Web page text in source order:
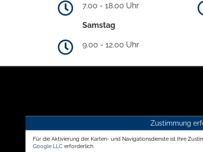
7.00 - 18.00 Uhr
Samstag
9.00 - 12.00 Uhr
Zustimmung
Für die Aktivierung der Karten- und Navigationsdienste ist Ihre
Google LLC erforderlich.